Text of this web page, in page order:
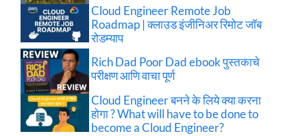
Cloud Engineer Remote Job
Roadmap | क्लाउड इंजीनिअर रिमोट जॉब
रोडम्याप
Rich Dad Poor Dad ebook पुस्तकाचे
परीक्षण आणि वाचा पूर्ण
Cloud Engineer बनने के लिये क्या करना
होगा ? What will have to be done to
become a Cloud Engineer?